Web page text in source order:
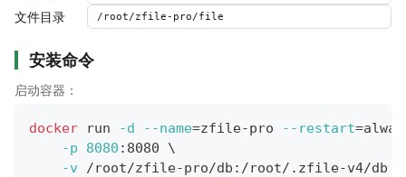
文件目录
安装命令
启动容器：
docker run -d --name=zfile-pro --restart=
-p
8080 :8080 \
-v /root/zfile-pro/db:/root/.zfile-v4/db